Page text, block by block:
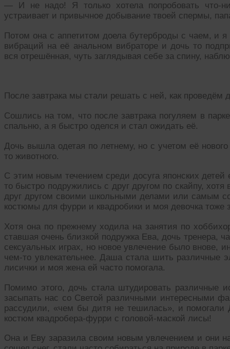
— И не надо! Я только хотела попробовать что-
устраивает и привычное добывание твоей спермы,
Потом она с аппетитом доела бутерброды с чаем, и
вибраций на её анальном вибраторе и дочь то
вся отрешённая, чуть заглядывая себе за спину,
После завтрака мы стали решать с ней, как проведём
Сошлись на том, что после завтрака погуляем в
спальню, а я быстро оделся и стал ожидать её.
Дочь вышла одетая по летнему, но с учетом её
то животного.
С этим новым течением среди досуга японских
то быстро подружились с друг другом по скайпу,
друг другом своими школьными делами или самым
костюмы для фурри и квадробики и моя девочка тоже
Хотя она по прежнему ходила на занятия по
ставшая очень близкой подружка Ева, дочь тренера,
сексуальных играх, но новое увлечение было внове,
чем-то увлекательнее. Даша стала шить различные
лисички и моя жена ей часто помогала.
Помимо этого, дочь стала штудировать различные
засыпать нас со Светой различными интересными
рассудили, «чем бы дитя не тешилась», и
костюм квадробера-фурри с головой-маской лисы!
Она и Еву заразила своим новым увлечением и они